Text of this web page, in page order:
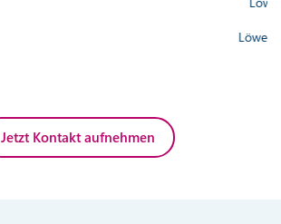
Löwenstark
Jetzt Kontakt aufnehmen